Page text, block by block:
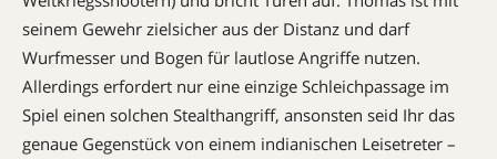
seinem Gewehr zielsicher aus der Distanz und darf
Wurfmesser und Bogen für lautlose Angriffe nutzen.
Allerdings erfordert nur eine einzige Schleichpassage im
Spiel einen solchen Stealthangriff, ansonsten seid Ihr das
genaue Gegenstück von einem indianischen Leisetreter –